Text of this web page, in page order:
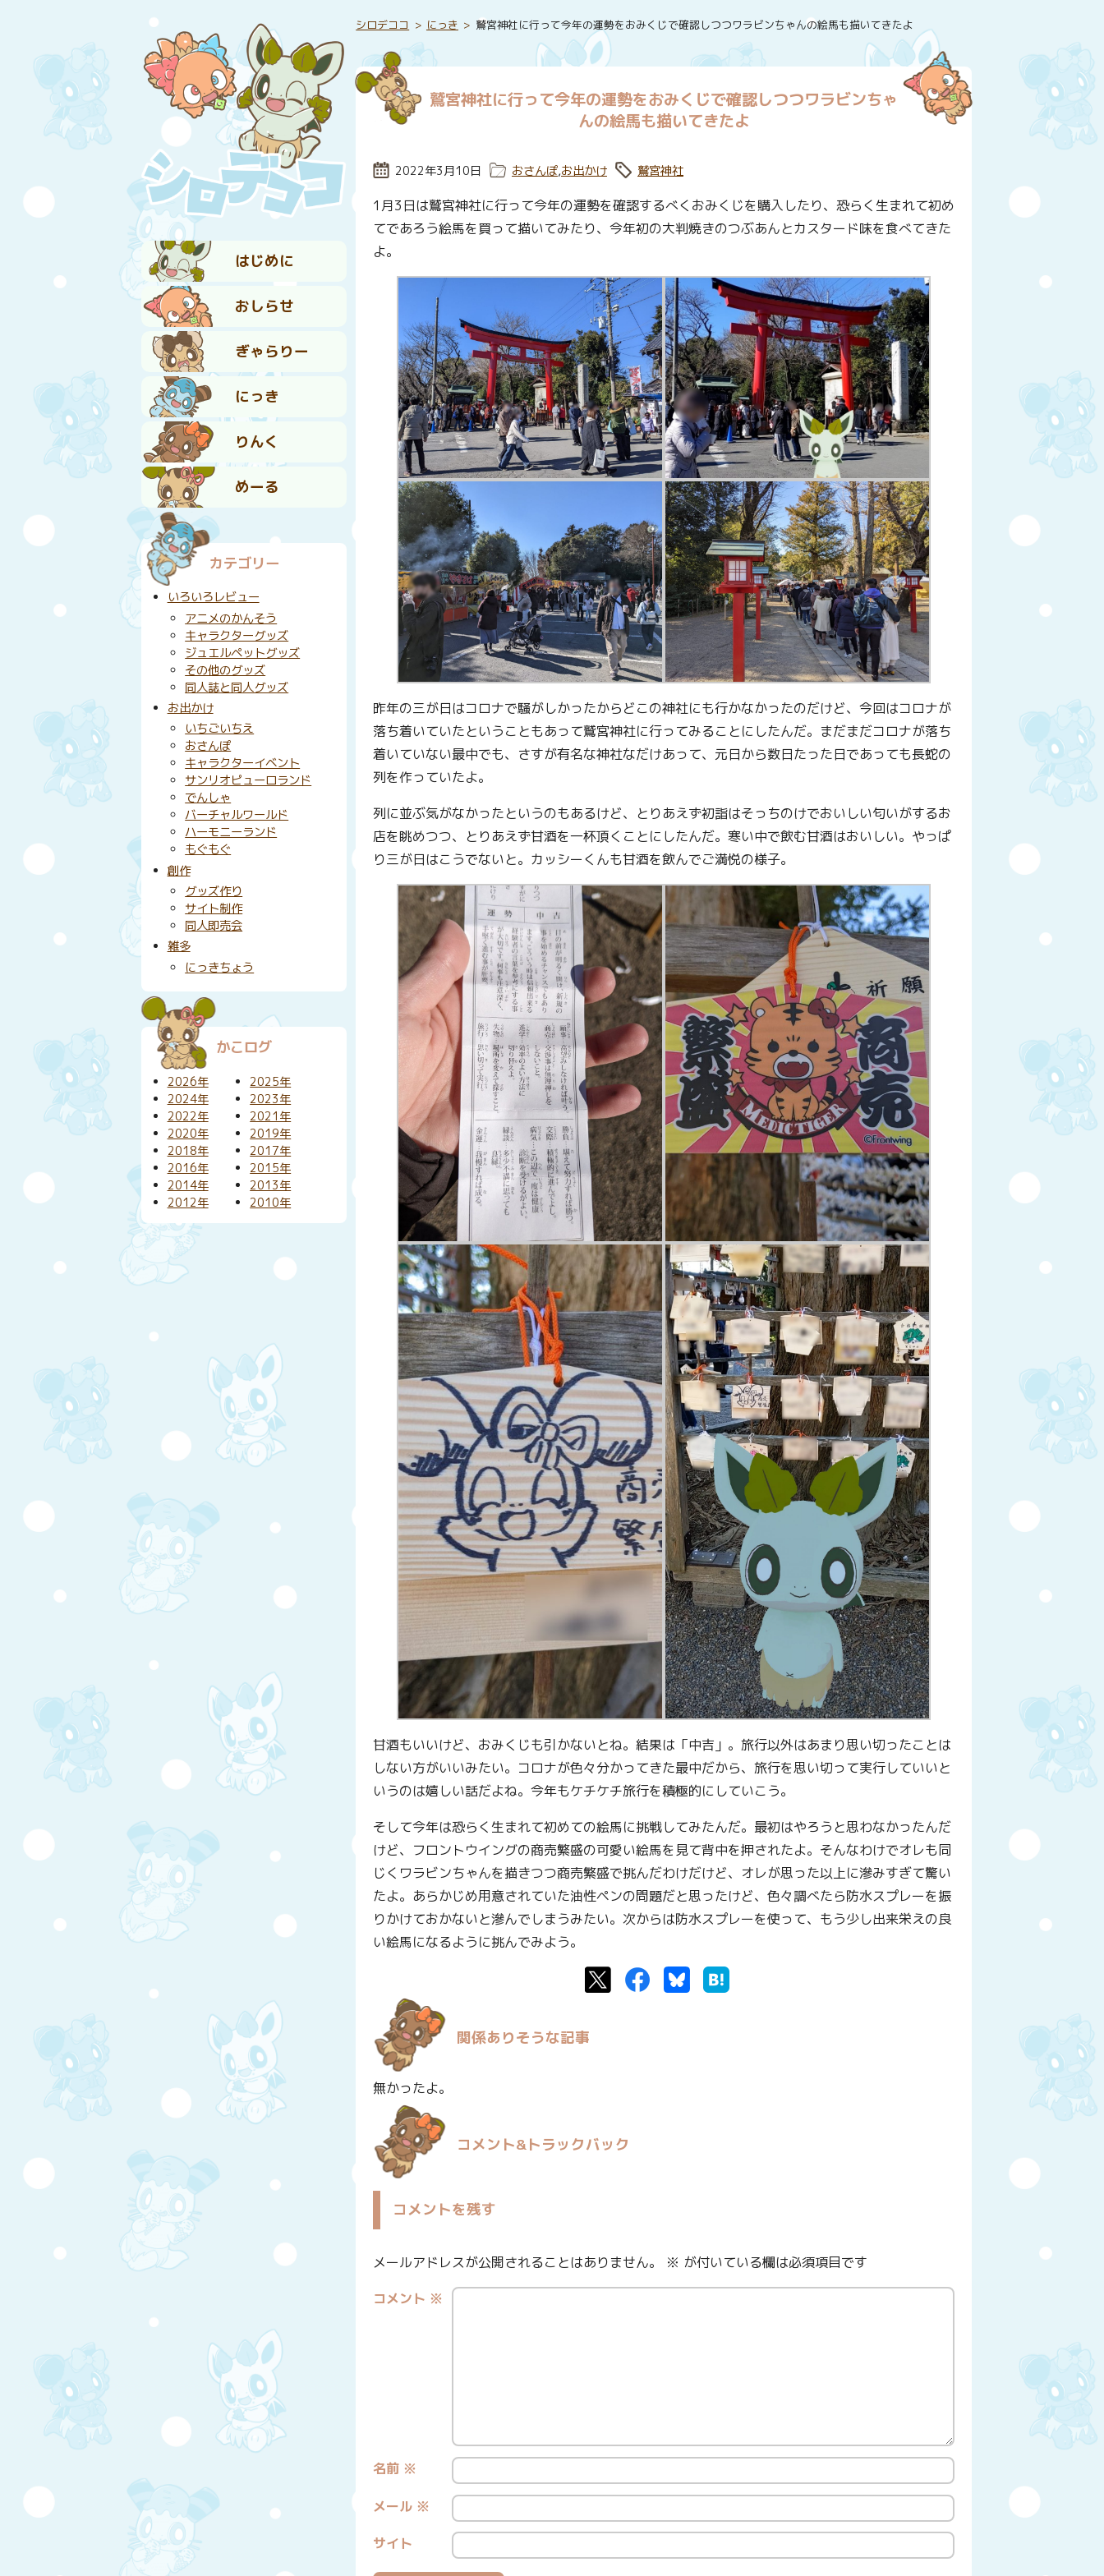
はじめに
おしらせ
ぎゃらりー
にっき
りんく
めーる
シロデココ にっき 鷲宮神社に行って今年の運勢をおみくじで確認しつつワラビンちゃんの絵馬も描いてきたよ
鷲宮神社に行って今年の運勢をおみくじで確認しつつワラビンちゃ
んの絵馬も描いてきたよ
投稿日:
2022年3月10日 カテゴリー:
おさんぽ,お出かけ タグ:
鷲宮神社
1月3日は鷲宮神社に行って今年の運勢を確認するべくおみくじを購入したり、恐らく生まれて初め
てであろう絵馬を買って描いてみたり、今年初の大判焼きのつぶあんとカスタード味を食べてきた
よ。
昨年の三が日はコロナで騒がしかったからどこの神社にも行かなかったのだけど、今回はコロナが
落ち着いていたということもあって鷲宮神社に行ってみることにしたんだ。まだまだコロナが落ち
着いていない最中でも、さすが有名な神社なだけあって、元日から数日たった日であっても長蛇の
列を作っていたよ。
列に並ぶ気がなかったというのもあるけど、とりあえず初詣はそっちのけでおいしい匂いがするお
店を眺めつつ、とりあえず甘酒を一杯頂くことにしたんだ。寒い中で飲む甘酒はおいしい。やっぱ
り三が日はこうでないと。カッシーくんも甘酒を飲んでご満悦の様子。
甘酒もいいけど、おみくじも引かないとね。結果は「中吉」。旅行以外はあまり思い切ったことは
しない方がいいみたい。コロナが色々分かってきた最中だから、旅行を思い切って実行していいと
いうのは嬉しい話だよね。今年もケチケチ旅行を積極的にしていこう。
そして今年は恐らく生まれて初めての絵馬に挑戦してみたんだ。最初はやろうと思わなかったんだ
けど、フロントウイングの商売繁盛の可愛い絵馬を見て背中を押されたよ。そんなわけでオレも同
じくワラビンちゃんを描きつつ商売繁盛で挑んだわけだけど、オレが思った以上に滲みすぎて驚い
たよ。あらかじめ用意されていた油性ペンの問題だと思ったけど、色々調べたら防水スプレーを振
りかけておかないと滲んでしまうみたい。次からは防水スプレーを使って、もう少し出来栄えの良
い絵馬になるように挑んでみよう。
TwitterFacebookBluesky
関係ありそうな記事
無かったよ。
コメント&トラックバック
コメントを残す
メールアドレスが公開されることはありません。 ※ が付いている欄は必須項目です
コメント ※
名前 ※
メール ※
サイト
カテゴリー
いろいろレビュー
アニメのかんそう
キャラクターグッズ
ジュエルペットグッズ
その他のグッズ
同人誌と同人グッズ
お出かけ
いちごいちえ
おさんぽ
キャラクターイベント
サンリオピューロランド
でんしゃ
バーチャルワールド
ハーモニーランド
もぐもぐ
創作
グッズ作り
サイト制作
同人即売会
雑多
にっきちょう
かこログ
2026年
2025年
2024年
2023年
2022年
2021年
2020年
2019年
2018年
2017年
2016年
2015年
2014年
2013年
2012年
2010年